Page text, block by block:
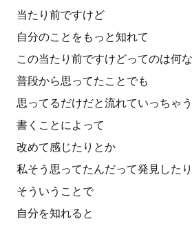
当たり前ですけど
自分のことをもっと知れて
この当たり前ですけどってのは何
普段から思ってたことでも
思ってるだけだと流れていっちゃ
書くことによって
改めて感じたりとか
私そう思ってたんだって発見したり
そういうことで
自分を知れると